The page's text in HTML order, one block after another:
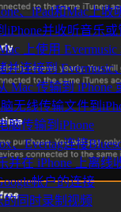
、iPad和Mac上收
iPhone并收听音乐
上使用
连接到 Evermusic
Mac 传输到 iPhone
无线传输文件到
脑传输到iPhone
、Evertag连接
并在 iPhone 上离线
帐户的连接
的同时录制视频